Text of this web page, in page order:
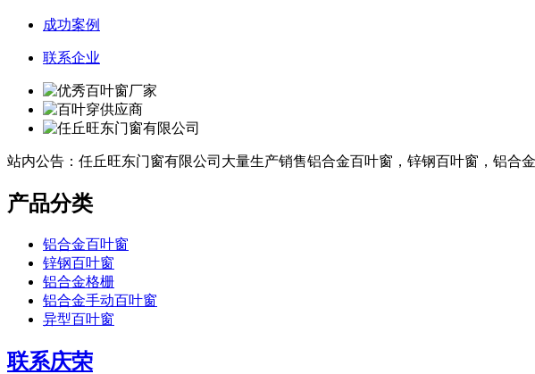
成功案例
联系企业
站内公告：任丘旺东门窗有限公司大量生产销售铝合金百叶窗，锌钢百叶窗，铝合
产品分类
铝合金百叶窗
锌钢百叶窗
铝合金格栅
铝合金手动百叶窗
异型百叶窗
联系庆荣